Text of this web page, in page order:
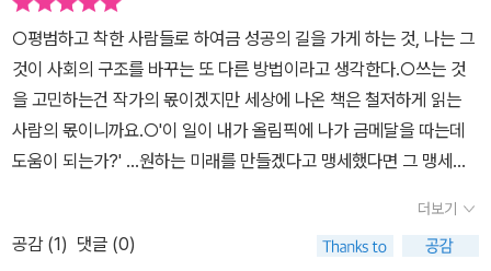
암송하고, 실천해야 합니다.사람은 보통 적당히 게으르고 싶고, 적당
히 재미있고 싶고, 적당히 편하고 싶어 합니다.그러나 그런 '적당히'의
그물 사이로 귀중한 시간이 헛되이 빠져나가게 합니다.타고난 재능이
없는 사람이 가진 최대 무기는 '노력'일 것입니다.노력은 결코 헛되지
않고 반드시 열매를 맺습니다.삶이 당신에게 어떤 것을 가져다 주느
냐보다는 당신이 어떤 자세로 살아가느냐에 따라 당신의 삶은 결정됩
니다.무슨 일이 당신에게 일어나는가 보다는 당신이 어떤 마음으로
그런 일을 바라보는가에 따라 당신의 삶은 결정됩니다.중요한 법칙일
○평범하고 착한 사람들로 하여금 성공의 길을 가게 하는 것, 나는 그
것이 사회의 구조를 바꾸는 또 다른 방법이라고 생각한다.○쓰는 것
을 고민하는건 작가의 몫이겠지만 세상에 나온 책은 철저하게 읽는
사람의 몫이니까요.○'이 일이 내가 올림픽에 나가 금메달을 따는데
도움이 되는가?' …원하는 미래를 만들겠다고 맹세했다면 그 맹세에
는 과정을 보면 역시 하나의 육체 노동자입니다. 나는 일생 내내 그래
왔어요. (첼리스트 카잘스, 나의 기쁨과 슬픔 인용)○자신 안의 황금
더보기
공감 (1) 댓글 (0)